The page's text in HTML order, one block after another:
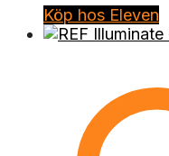
Köp hos Eleven